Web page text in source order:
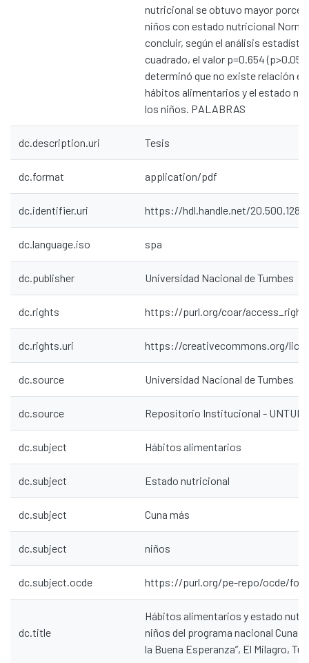
nutricional se obtuvo mayor
niños con estado nutricional
concluir, según el análisis
cuadrado, el valor p=0.654 (p>0.05
determinó que no existe relación
hábitos alimentarios y el estado
los niños. PALABRAS
dc.description.uri Tesis
dc.format application/pdf
dc.identifier.uri https://hdl.handle.net/
dc.language.iso spa
dc.publisher Universidad Nacional de Tumbes
dc.rights https://purl.org/coar/
dc.rights.uri https://creativecommons.org/
dc.source Universidad Nacional de Tumbes
dc.source Repositorio Institucional -
dc.subject Hábitos alimentarios
dc.subject Estado nutricional
dc.subject Cuna más
dc.subject niños
dc.subject.ocde https://purl.org/pe-repo/ocde/
dc.title
Hábitos alimentarios y estado
niños del programa nacional Cuna
la Buena Esperanza”, El Milagro,